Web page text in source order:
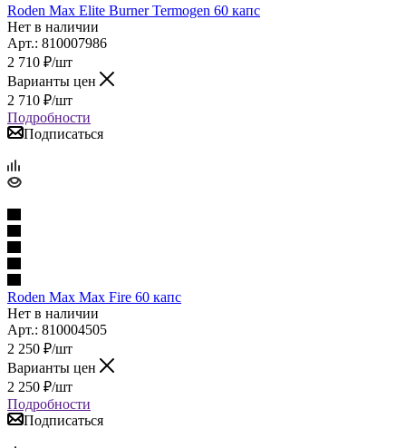
Roden Max Elite Burner Termogen 60 капс
Нет в наличии
Арт.: 810007986
2 710 ₽/шт
Варианты цен
2 710 ₽/шт
Подробности
Подписаться
Roden Max Max Fire 60 капс
Нет в наличии
Арт.: 810004505
2 250 ₽/шт
Варианты цен
2 250 ₽/шт
Подробности
Подписаться